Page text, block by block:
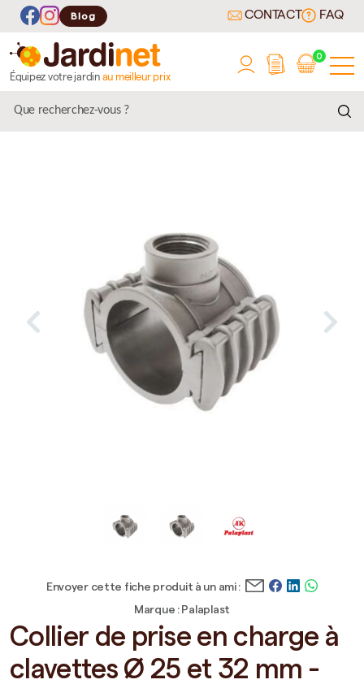
Blog CONTACT FAQ
Équipez votre jardin au meilleur prix
0
Marque : Palaplast
Envoyer cette fiche produit à un ami :
Collier de prise en charge à
clavettes Ø 25 et 32 mm -